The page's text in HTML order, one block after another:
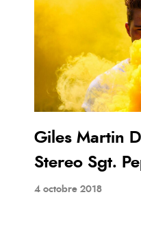
Giles Martin
Stereo Sgt.
4 octobre 2018